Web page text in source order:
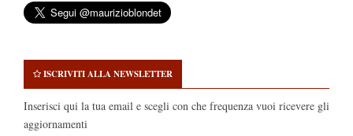
ISCRIVITI ALLA NEWSLETTER
Inserisci qui la tua email e scegli con che frequenza vuoi ricevere gli
aggiornamenti